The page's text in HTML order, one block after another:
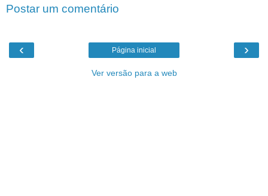
Postar um comentário
‹ ›
Página inicial
Ver versão para a web